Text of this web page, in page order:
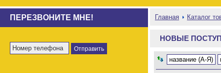
ПЕРЕЗВОНИТЕ МНЕ! Главная Каталог
НОВЫЕ
название (А-Я)